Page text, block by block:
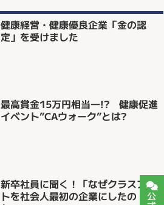
健康経営・健康優良企業「金の認
定」を受けました
最高賞金15万円相当―!? 健康促進
イベント”CAウォーク”とは?
新卒社員に聞く！「なぜクラスアク
トを社会人最初の企業にしたの